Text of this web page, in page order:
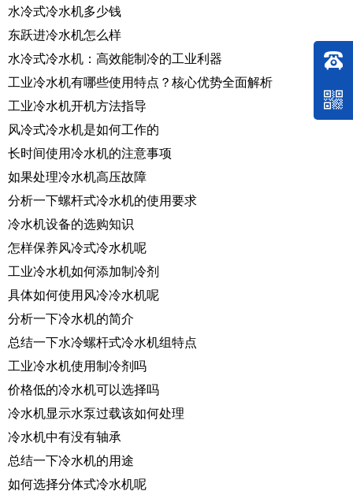
水冷式冷水机多少钱
东跃进冷水机怎么样
水冷式冷水机：高效能制冷的工业利器
工业冷水机有哪些使用特点？核心优势全面解析
工业冷水机开机方法指导
风冷式冷水机是如何工作的
长时间使用冷水机的注意事项
如果处理冷水机高压故障
分析一下螺杆式冷水机的使用要求
冷水机设备的选购知识
怎样保养风冷式冷水机呢
工业冷水机如何添加制冷剂
具体如何使用风冷冷水机呢
分析一下冷水机的简介
总结一下水冷螺杆式冷水机组特点
工业冷水机使用制冷剂吗
价格低的冷水机可以选择吗
冷水机显示水泵过载该如何处理
冷水机中有没有轴承
总结一下冷水机的用途
如何选择分体式冷水机呢